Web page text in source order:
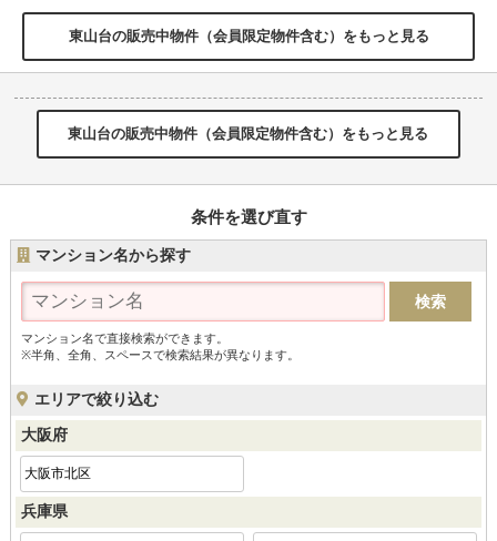
東山台の販売中物件（会員限定物件含む）をもっと見る
東山台の販売中物件（会員限定物件含む）をもっと見る
条件を選び直す
マンション名から探す
マンション名で直接検索ができます。
※半角、全角、スペースで検索結果が異なります。
エリアで絞り込む
大阪府
大阪市北区
兵庫県